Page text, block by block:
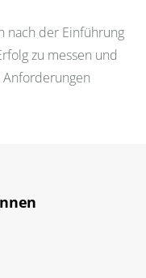
nach der Einführung
zu messen und